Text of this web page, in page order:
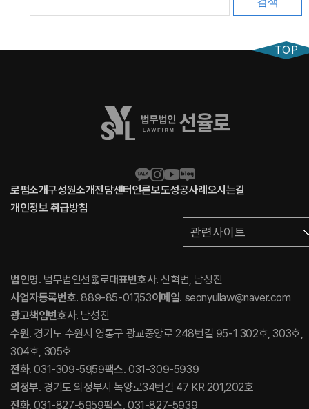
로펌소개구성원소개전담센터언론보도성공사례 오시는길
개인정보 취급방침
관련사이트
법인명. 법무법인선율로대표변호사. 신혁범, 남성진
사업자등록번호. 889-85-01753이메일. seonyullaw@naver.com
광고책임변호사. 남성진
수원. 경기도 수원시 영통구 광교중앙로 248번길 95-1 302호, 303호,
304호, 305호
전화. 031-309-5959팩스. 031-309-5939
의정부. 경기도 의정부시 녹양로34번길 47 KR 201,202호
전화. 031-827-5959팩스. 031-827-5939
TOP